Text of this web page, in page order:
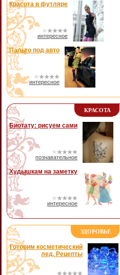
Красота в футляре
интересное
Пальто под авто
интересное
КРАСОТА
Биотату: рисуем сами
познавательное
Худышкам на заметку
интересное
ЗДОРОВЬЕ
Готовим косметический
лед. Рецепты